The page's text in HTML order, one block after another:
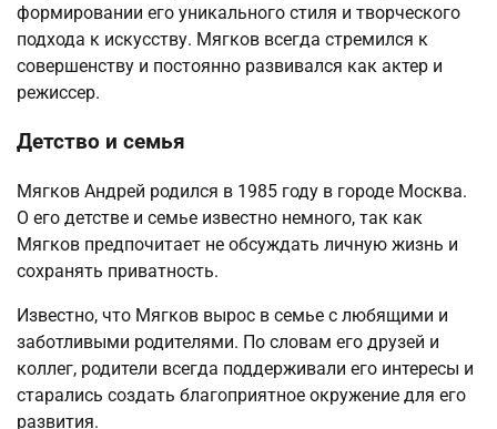
формировании его уникального стиля и творческого
подхода к искусству. Мягков всегда стремился к
совершенству и постоянно развивался как актер и
режиссер.
Детство и семья
Мягков Андрей родился в 1985 году в городе Москва.
О его детстве и семье известно немного, так как
Мягков предпочитает не обсуждать личную жизнь и
сохранять приватность.
Известно, что Мягков вырос в семье с любящими и
заботливыми родителями. По словам его друзей и
коллег, родители всегда поддерживали его интересы и
старались создать благоприятное окружение для его
развития.